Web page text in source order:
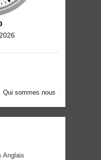
Qui sommes nous
Anglais